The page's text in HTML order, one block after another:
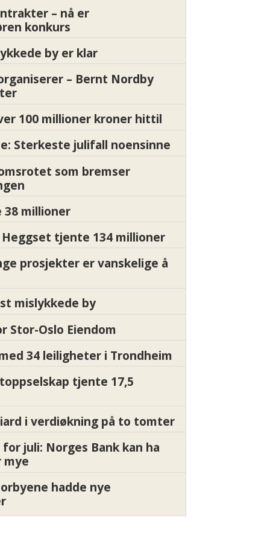
– nå er
konkurs
by er klar
– Bernt Nordby
100 millioner kroner hittil
Sterkeste julifall noensinne
som bremser
millioner
Heggset tjente 134 millioner
prosjekter er vanskelige å
mislykkede by
Stor-Oslo Eiendom
34 leiligheter i Trondheim
tjente 17,5
i verdiøkning på to tomter
juli: Norges Bank kan ha
hadde nye